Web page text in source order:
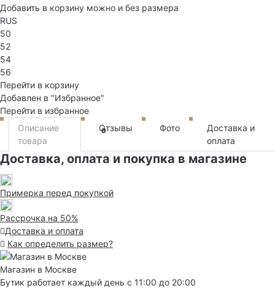
Добавить в корзину можно и без размера
RUS
50
52
54
56
Перейти в корзину
Добавлен в "Избранное"
Перейти в избранное
Описание
товара
Отзывы
0 Фото
Доставка и
оплата
Доставка, оплата и покупка в магазине
Примерка перед покупкой
Рассрочка на 50%
Доставка и оплата
Как определить размер?
Магазин в Москве
Бутик работает каждый день с 11:00 до 20:00